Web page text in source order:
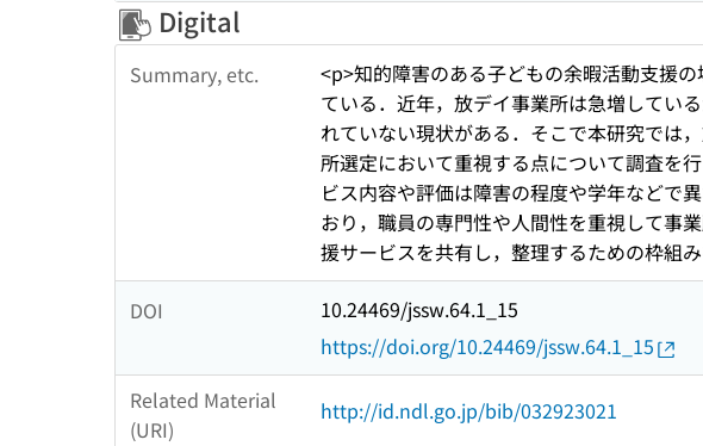
Digital
Summary, etc.
<p>知的障害のある子どもの余暇活動支援
ている．近年，放デイ事業所は急増してい
れていない現状がある．そこで本研究では
所選定において重視する点について調査を
ビス内容や評価は障害の程度や学年などで
おり，職員の専門性や人間性を重視して事
援サービスを共有し，整理するための枠組
DOI
10.24469/jssw.64.1_15
https://doi.org/10.24469/jssw.64.1_15
Related Material
(URI)
http://id.ndl.go.jp/bib/032923021